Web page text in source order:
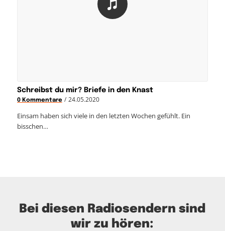
Schreibst du mir? Briefe in den Knast
0 Kommentare / 24.05.2020
Einsam haben sich viele in den letzten Wochen gefühlt. Ein
bisschen…
Bei diesen Radiosendern sind
wir zu hören: